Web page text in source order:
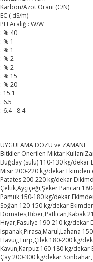
Karbon/Azot Oranı (C/N)
EC ( dS/m)
PH Aralığ : W/W
: % 40
: % 1
: % 1
: % 2
: % 2
: % 15
: % 20
: 15.1
: 6.5
: 6.4 - 8.4
UYGULAMA DOZU ve ZAMANI
Bitkiler Önerilen Miktar
Buğday (sulu) 110-130 kg/dekar
Mısır 200-220 kg/dekar Ekimden
Patates 200-220 kg/dekar
Çeltik,Ayçiçeği,Şeker Pancarı
Pamuk 150-180 kg/dekar
Soğan 120-150 kg/dekar
Domates,Biber,Patlıcan,Kabak
Hıyar,Fasulye 190-210 kg/dekar
Ispanak,Pırasa,Marul,Lahana
Havuç,Turp,Çilek 180-200 kg/
Kavun,Karpuz 160-180 kg/dekar
Çay 200-300 kg/dekar